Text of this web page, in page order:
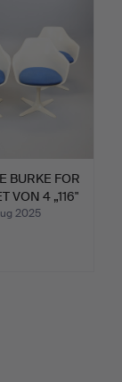
BURKE FOR
VON 4 „116"
2025